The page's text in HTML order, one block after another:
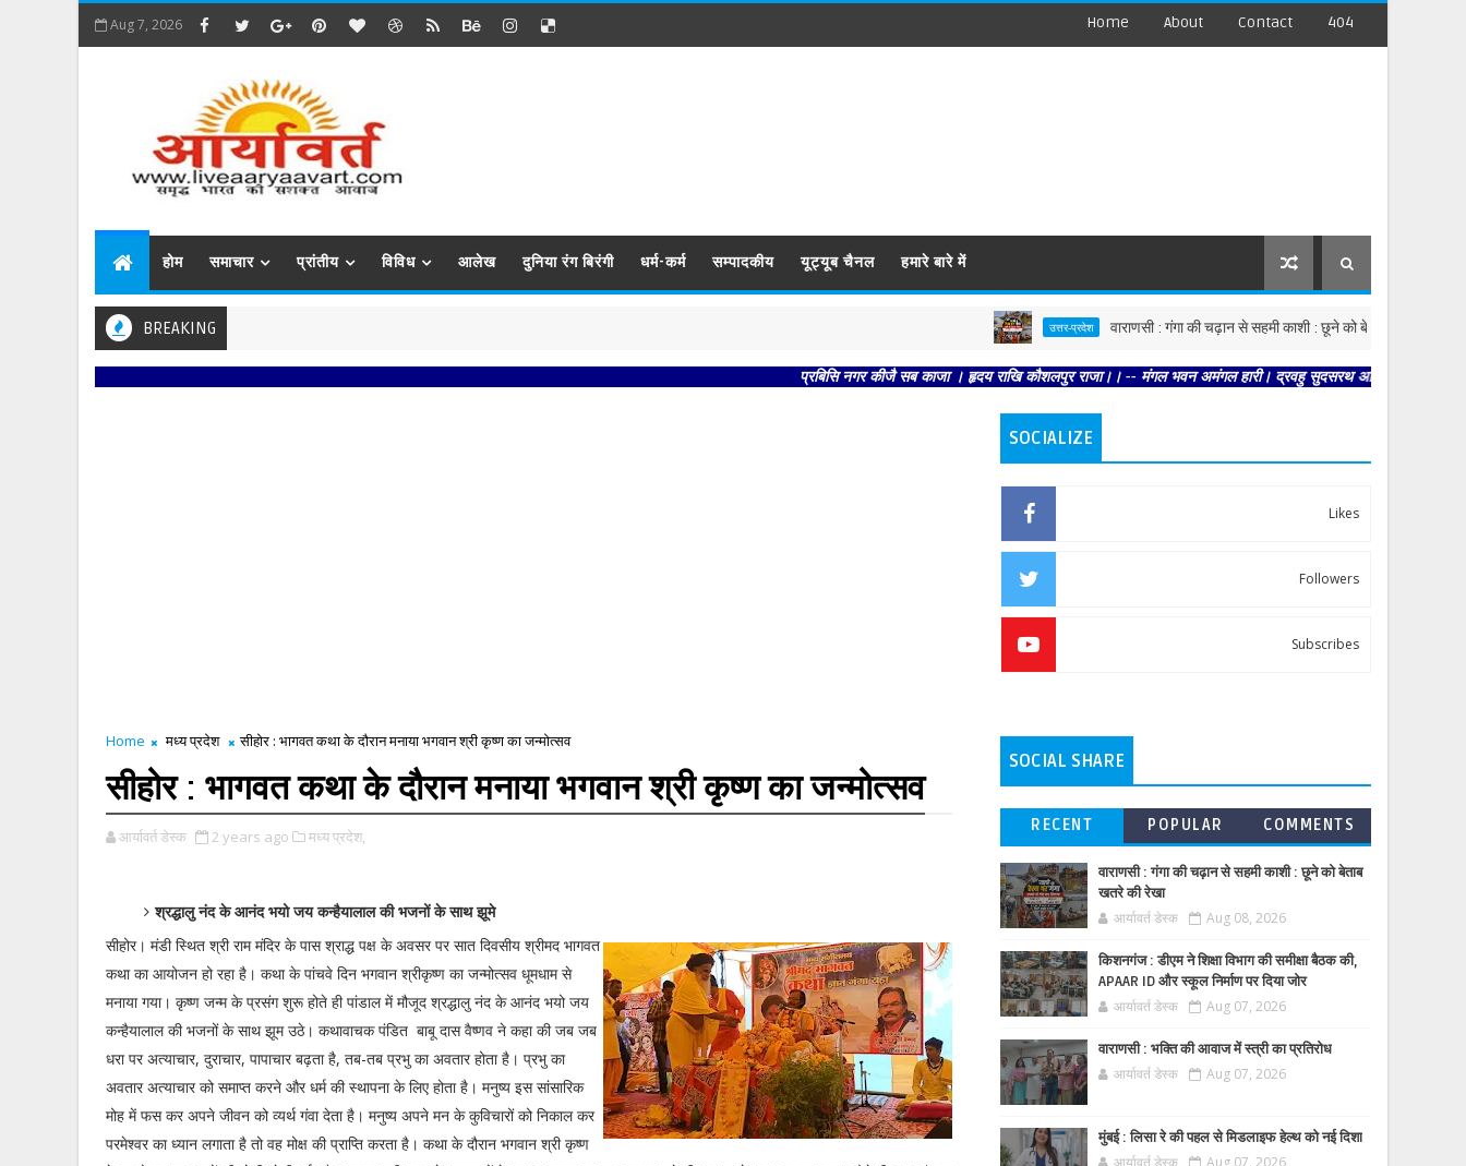
Aug 7, 2026 Home About Contact 404
होम समाचार प्रांतीय विविध आलेख दुनिया रंग बिरंगी धर्म-कर्म सम्पादकीय यूट्यूब चैनल हमारे बारे में
BREAKING उत्तर-प्रदेश वाराणसी : गंगा की चढ़ान से सहमी काशी : छूने को बेताब खतरे की रेखा
प्रबिसि नगर कीजै सब काजा । हृदय राखि कौशलपुर राजा।। -- मंगल भवन अमंगल हारी। द्रवहु सुदसरथ अजिर बिहारी ।। -- सब
Home मध्य प्रदेश सीहोर : भागवत कथा के दौरान मनाया भगवान श्री कृष्ण का जन्मोत्सव
सीहोर : भागवत कथा के दौरान मनाया भगवान श्री कृष्ण का जन्मोत्सव
आर्यावर्त डेस्क 2 years ago मध्य प्रदेश,
श्रद्धालु नंद के आनंद भयो जय कन्हैयालाल की भजनों के साथ झूमे
सीहोर। मंडी स्थित श्री राम मंदिर के पास श्राद्ध पक्ष के अवसर पर सात दिवसीय श्रीमद भागवत
कथा का आयोजन हो रहा है। कथा के पांचवे दिन भगवान श्रीकृष्ण का जन्मोत्सव धूमधाम से
मनाया गया। कृष्ण जन्म के प्रसंग शुरू होते ही पांडाल में मौजूद श्रद्धालु नंद के आनंद भयो जय
कन्हैयालाल की भजनों के साथ झूम उठे। कथावाचक पंडित बाबू दास वैष्णव ने कहा की जब जब
धरा पर अत्याचार, दुराचार, पापाचार बढ़ता है, तब-तब प्रभु का अवतार होता है। प्रभु का
अवतार अत्याचार को समाप्त करने और धर्म की स्थापना के लिए होता है। मनुष्य इस सांसारिक
मोह में फस कर अपने जीवन को व्यर्थ गंवा देता है। मनुष्य अपने मन के कुविचारों को निकाल कर
परमेश्वर का ध्यान लगाता है तो वह मोक्ष की प्राप्ति करता है। कथा के दौरान भगवान श्री कृष्ण
SOCIALIZE
Likes
Followers
Subscribes
SOCIAL SHARE
RECENT POPULAR COMMENTS
वाराणसी : गंगा की चढ़ान से सहमी काशी : छूने को बेताब
खतरे की रेखा
आर्यावर्त डेस्क Aug 08, 2026
किशनगंज : डीएम ने शिक्षा विभाग की समीक्षा बैठक की,
APAAR ID और स्कूल निर्माण पर दिया जोर
आर्यावर्त डेस्क Aug 07, 2026
वाराणसी : भक्ति की आवाज में स्त्री का प्रतिरोध
आर्यावर्त डेस्क Aug 07, 2026
मुंबई : लिसा रे की पहल से मिडलाइफ हेल्थ को नई दिशा
आर्यावर्त डेस्क Aug 07, 2026